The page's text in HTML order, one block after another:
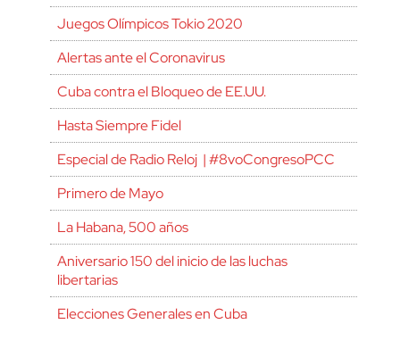
Juegos Olímpicos Tokio 2020
Alertas ante el Coronavirus
Cuba contra el Bloqueo de EE.UU.
Hasta Siempre Fidel
Especial de Radio Reloj | #8voCongresoPCC
Primero de Mayo
La Habana, 500 años
Aniversario 150 del inicio de las luchas
libertarias
Elecciones Generales en Cuba